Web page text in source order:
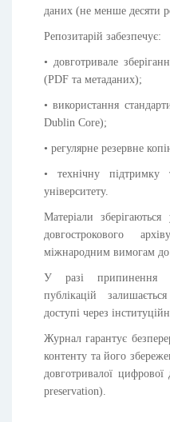
даних (не менше десяти
Репозитарій забезпечує:
• довготривале
(PDF та метаданих);
• використання
Dublin Core);
• регулярне резервне
• технічну підтримку
університету.
Матеріали
довгострокового
міжнародним вимогам
У разі припинення
публікацій
доступі через
Журнал гарантує
контенту та його
довготривалої
preservation).